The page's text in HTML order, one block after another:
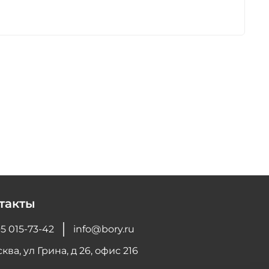
015-73-42
info@bory.ru
ул Грина, д 26, офис 216